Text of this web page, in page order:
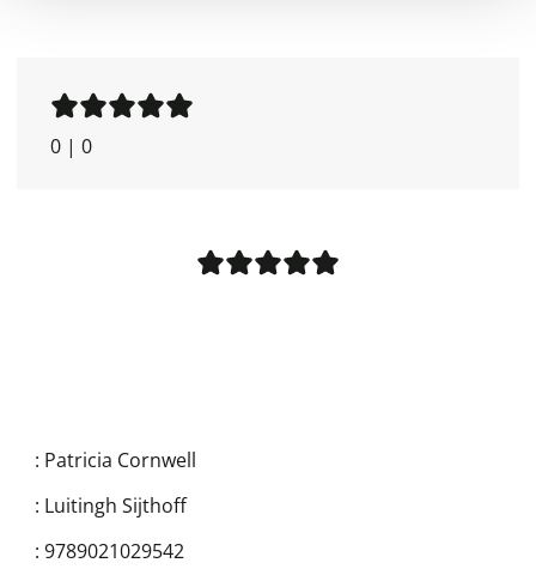
0 | 0
: Patricia Cornwell
: Luitingh Sijthoff
: 9789021029542